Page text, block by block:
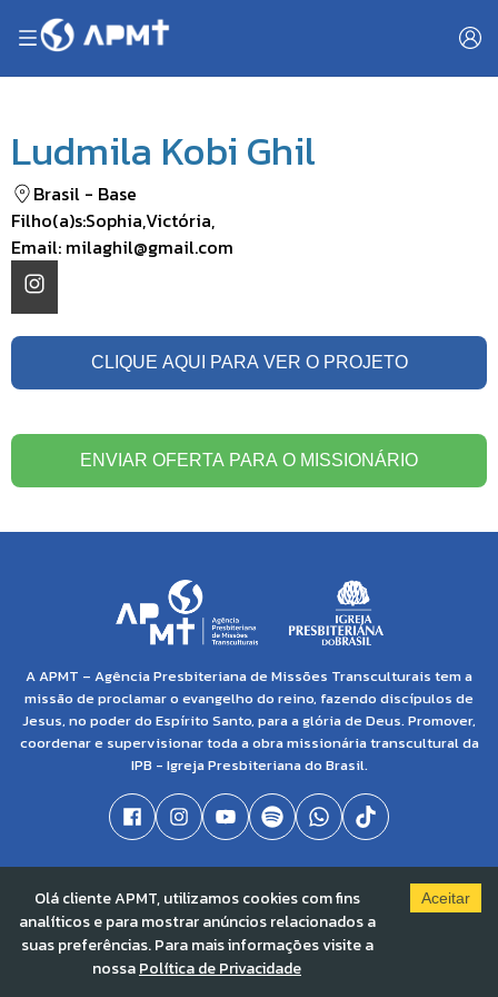
Ludmila Kobi Ghil
Brasil - Base
Filho(a)s:Sophia,Victória,
Email: milaghil@gmail.com
CLIQUE AQUI PARA VER O PROJETO
ENVIAR OFERTA PARA O MISSIONÁRIO
A APMT – Agência Presbiteriana de Missões Transculturais tem a
missão de proclamar o evangelho do reino, fazendo discípulos de
Jesus, no poder do Espírito Santo, para a glória de Deus. Promover,
coordenar e supervisionar toda a obra missionária transcultural da
IPB - Igreja Presbiteriana do Brasil.
86 | Solved By Pippa
Olá cliente APMT, utilizamos cookies com fins
analíticos e para mostrar anúncios relacionados a
suas preferências. Para mais informações visite a
nossaPolítica de Privacidade
Aceitar